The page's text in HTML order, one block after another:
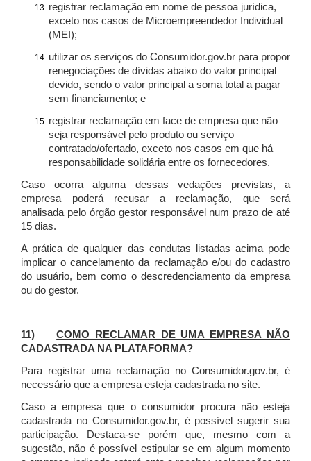
registrar reclamação em nome de pessoa jurídica,
exceto nos casos de Microempreendedor Individual
(MEI);
utilizar os serviços do Consumidor.gov.br para propor
renegociações de dívidas abaixo do valor principal
devido, sendo o valor principal a soma total a pagar
sem financiamento; e
registrar reclamação em face de empresa que não
seja responsável pelo produto ou serviço
contratado/ofertado, exceto nos casos em que há
responsabilidade solidária entre os fornecedores.
Caso ocorra alguma dessas vedações previstas, a
empresa poderá recusar a reclamação, que será
analisada pelo órgão gestor responsável num prazo de até
15 dias.
A prática de qualquer das condutas listadas acima pode
implicar o cancelamento da reclamação e/ou do cadastro
do usuário, bem como o descredenciamento da empresa
ou do gestor.
11)COMO RECLAMAR DE UMA EMPRESA NÃO
CADASTRADA NA PLATAFORMA?
Para registrar uma reclamação no Consumidor.gov.br, é
necessário que a empresa esteja cadastrada no site.
Caso a empresa que o consumidor procura não esteja
cadastrada no Consumidor.gov.br, é possível sugerir sua
participação. Destaca-se porém que, mesmo com a
sugestão, não é possível estipular se em algum momento